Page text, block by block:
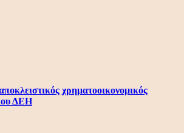
χρηματοοικονομικός
ΔΕΗ